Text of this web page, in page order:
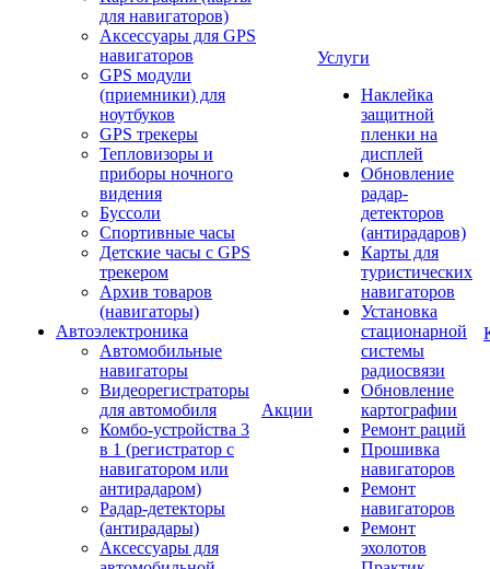
для навигаторов)
Аксессуары для GPS
навигаторов
GPS модули
(приемники) для
ноутбуков
GPS трекеры
Тепловизоры и
приборы ночного
видения
Буссоли
Спортивные часы
Детские часы с GPS
трекером
Архив товаров
(навигаторы)
Автоэлектроника
Автомобильные
навигаторы
Видеорегистраторы
для автомобиля
Комбо-устройства 3
в 1 (регистратор с
навигатором или
антирадаром)
Радар-детекторы
(антирадары)
Аксессуары для
Акции
Услуги
Наклейка
защитной
пленки на
дисплей
Обновление
радар-
детекторов
(антирадаров)
Карты для
туристических
навигаторов
Установка
стационарной
системы
радиосвязи
Обновление
картографии
Ремонт раций
Прошивка
навигаторов
Ремонт
навигаторов
Ремонт
эхолотов